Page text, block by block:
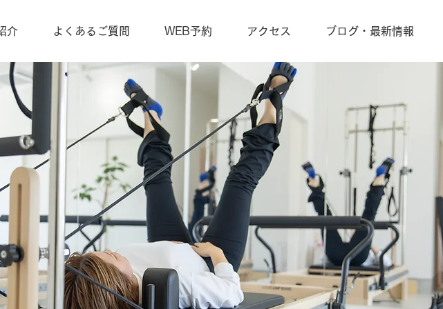
介 よくあるご質問 WEB予約 アクセス ブログ・最新情報